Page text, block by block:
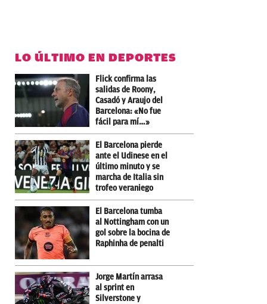
LO ÚLTIMO EN DEPORTES
Flick confirma las
salidas de Roony,
Casadó y Araujo del
Barcelona: «No fue
fácil para mí…»
El Barcelona pierde
ante el Udinese en el
último minuto y se
marcha de Italia sin
trofeo veraniego
El Barcelona tumba
al Nottingham con un
gol sobre la bocina de
Raphinha de penalti
Jorge Martín arrasa
al sprint en
Silverstone y